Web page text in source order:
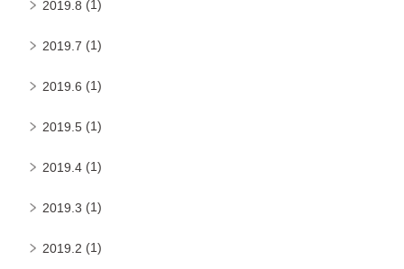
2019.8 (1)
2019.7 (1)
2019.6 (1)
2019.5 (1)
2019.4 (1)
2019.3 (1)
2019.2 (1)